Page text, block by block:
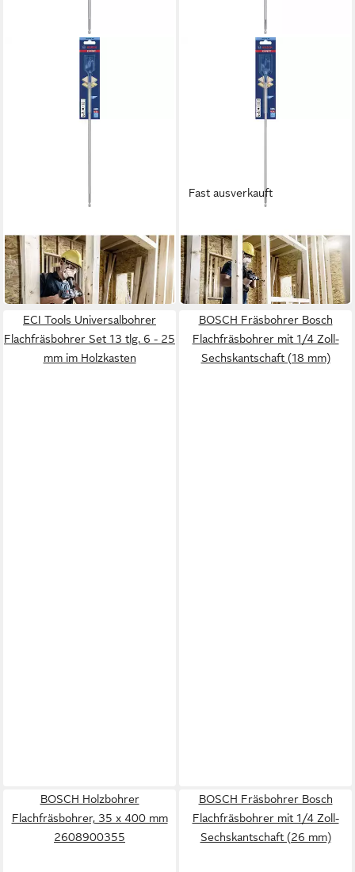
Holzbohrer Flachfräsbohrer,
24 x 400 mm 2608900349
15,89 €
in 3-4 Werktagen bei dir
Fast ausverkauft
Holzbohrer Flachfräsbohrer,
25 x 400 mm 2608900350
15,89 €
in 3-4 Werktagen bei dir
ECI Tools Universalbohrer
Flachfräsbohrer Set 13 tlg. 6 - 25
mm im Holzkasten
BOSCH Fräsbohrer Bosch
Flachfräsbohrer mit 1/4 Zoll-
Sechskantschaft (18 mm)
BOSCH Holzbohrer
Flachfräsbohrer, 35 x 400 mm
2608900355
BOSCH Fräsbohrer Bosch
Flachfräsbohrer mit 1/4 Zoll-
Sechskantschaft (26 mm)